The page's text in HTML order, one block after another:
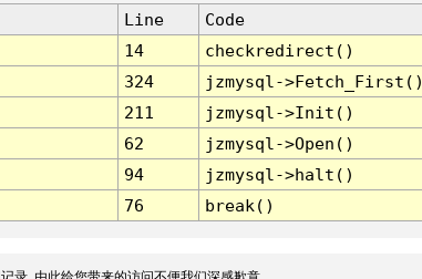
Line
Code
14
checkredirect()
324
jzmysql-
211
jzmysql->Init()
62
jzmysql->Open()
94
jzmysql->halt()
76 break()